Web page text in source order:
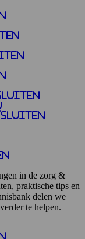
sluiten
in de zorg &
praktische tips en
delen we
te helpen.